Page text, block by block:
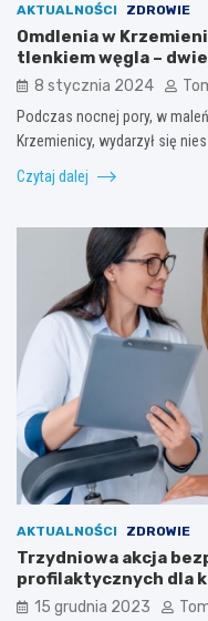
AKTUALNOŚCI ZDROWIE
Omdlenia w
tlenkiem węgla –
8 stycznia 2024
Podczas nocnej pory, w
Krzemienicy, wydarzył się
Czytaj dalej
AKTUALNOŚCI ZDROWIE
Trzydniowa akcja
profilaktycznych dla
15 grudnia 2023